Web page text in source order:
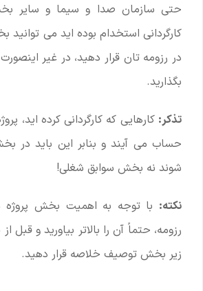
حتی سازمان صدا و سیما و سایر
کارگردانی استخدام بوده اید می
در رزومه تان قرار دهید، در غیر
بگذارید.
تذکر: کارهایی که کارگردانی کرده اید،
حساب می آیند و بنابر این باید در
شوند نه بخش سوابق شغلی!
نکته: با توجه به اهمیت بخش
رزومه، حتماً آن را بالاتر بیاورید و قبل
زیر بخش توصیف خلاصه قرار دهید.